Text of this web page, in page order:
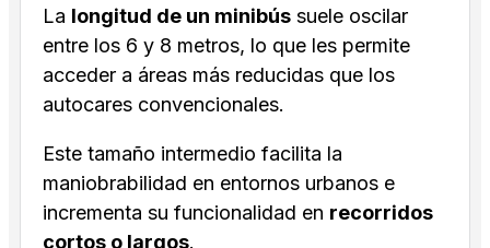
La longitud de un minibús suele oscilar
entre los 6 y 8 metros, lo que les permite
acceder a áreas más reducidas que los
autocares convencionales.
Este tamaño intermedio facilita la
maniobrabilidad en entornos urbanos e
incrementa su funcionalidad en recorridos
cortos o largos.